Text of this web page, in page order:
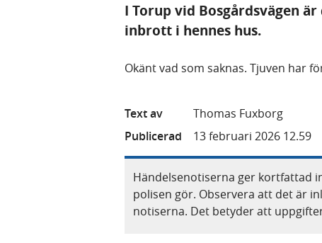
I Torup vid Bosgårdsvägen
inbrott i hennes hus.
Okänt vad som saknas. Tjuven har
Text av
Thomas Fuxborg
Publicerad
13 februari 2026 12.59
Händelsenotiserna ger kortfattad
polisen gör. Observera att det är
notiserna. Det betyder att